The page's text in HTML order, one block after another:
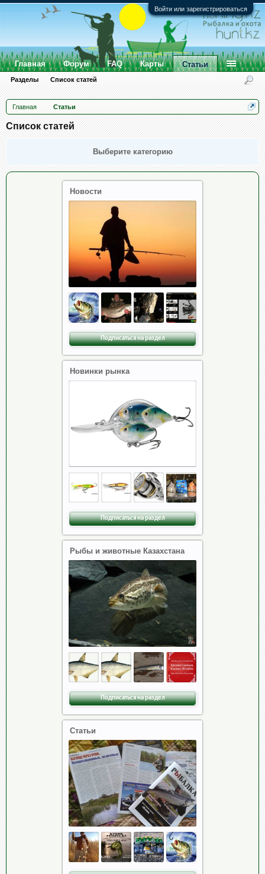
Войти или зарегистрироваться
Главная Статьи
Список статей
Выберите категорию
Новости
Подписаться на раздел
Новинки рынка
Подписаться на раздел
Рыбы и животные Казахстана
Подписаться на раздел
Статьи
Главная Форум FAQ Карты Статьи
Разделы Список статей